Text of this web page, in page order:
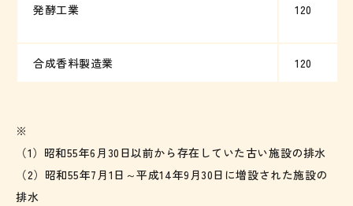
発酵工業 120
合成香料製造業 120
※
（1）昭和55年6月30日以前から存在していた古い施設の排水
（2）昭和55年7月1日～平成14年9月30日に増設された施設の
排水